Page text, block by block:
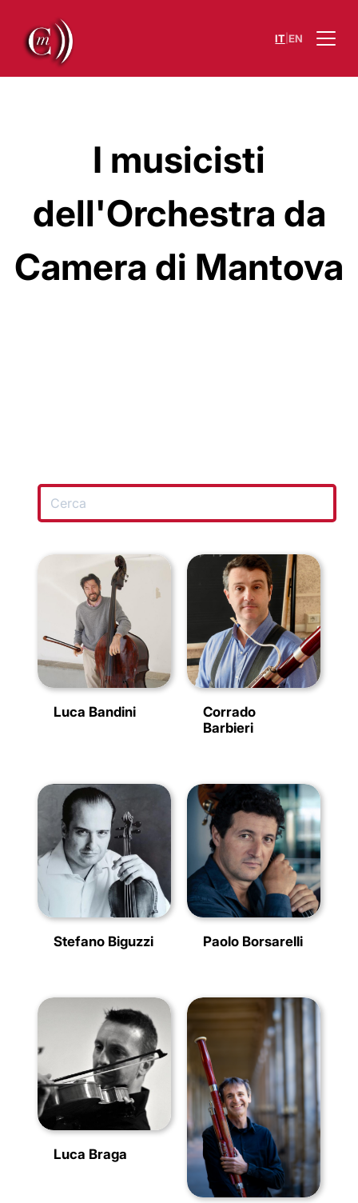
IT EN
I musicisti
dell'Orchestra da
Camera di Mantova
Luca Bandini
Corrado
Barbieri
Stefano Biguzzi Paolo Borsarelli
Luca Braga